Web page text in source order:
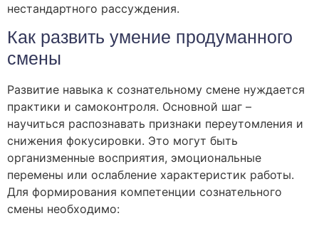
нестандартного рассуждения.
Как развить умение продуманного
смены
Развитие навыка к сознательному смене нуждается
практики и самоконтроля. Основной шаг –
научиться распознавать признаки переутомления и
снижения фокусировки. Это могут быть
организменные восприятия, эмоциональные
перемены или ослабление характеристик работы.
Для формирования компетенции сознательного
смены необходимо: